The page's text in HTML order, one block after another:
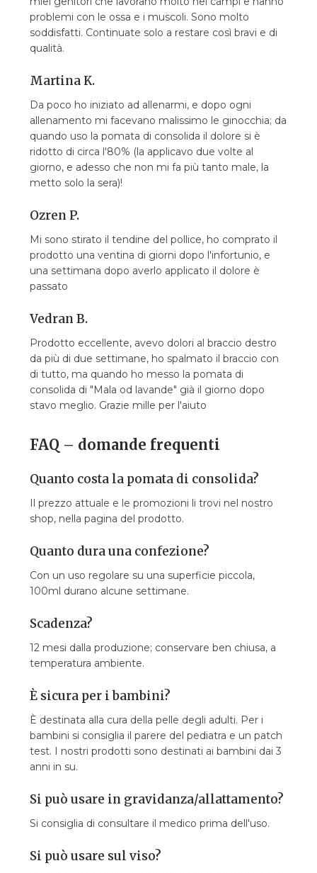
problemi con le ossa e i muscoli. Sono molto
soddisfatti. Continuate solo a restare così bravi e di
qualità.
Martina K.
Da poco ho iniziato ad allenarmi, e dopo ogni
allenamento mi facevano malissimo le ginocchia; da
quando uso la pomata di consolida il dolore si è
ridotto di circa l'80% (la applicavo due volte al
giorno, e adesso che non mi fa più tanto male, la
metto solo la sera)!
Ozren P.
Mi sono stirato il tendine del pollice, ho comprato il
prodotto una ventina di giorni dopo l'infortunio, e
una settimana dopo averlo applicato il dolore è
passato
Vedran B.
Prodotto eccellente, avevo dolori al braccio destro
da più di due settimane, ho spalmato il braccio con
di tutto, ma quando ho messo la pomata di
consolida di "Mala od lavande" già il giorno dopo
stavo meglio. Grazie mille per l'aiuto
FAQ – domande frequenti
Quanto costa la pomata di consolida?
Il prezzo attuale e le promozioni li trovi nel nostro
shop, nella pagina del prodotto.
Quanto dura una confezione?
Con un uso regolare su una superficie piccola,
100ml durano alcune settimane.
Scadenza?
12 mesi dalla produzione; conservare ben chiusa, a
temperatura ambiente.
È sicura per i bambini?
È destinata alla cura della pelle degli adulti. Per i
bambini si consiglia il parere del pediatra e un patch
test. I nostri prodotti sono destinati ai bambini dai 3
anni in su.
Si può usare in gravidanza/allattamento?
Si consiglia di consultare il medico prima dell'uso.
Si può usare sul viso?